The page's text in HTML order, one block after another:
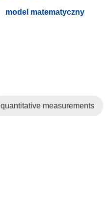
model matematyczny
quantitative measurements